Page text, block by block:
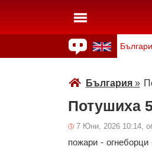
България»
Потушиха
7 Юни, 2026 10:14,
пожари - огнеборци